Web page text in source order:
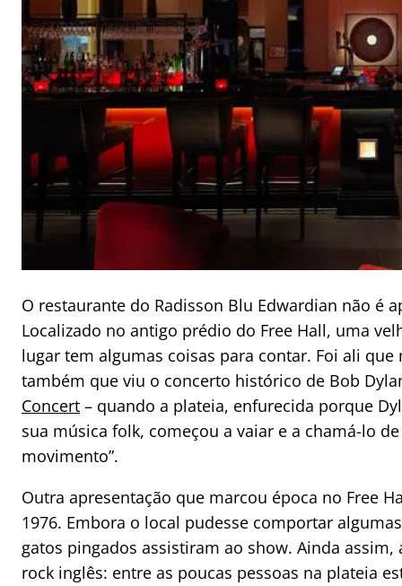
O restaurante do Radisson Blu Edwardian não é
Localizado no antigo prédio do Free Hall, uma
lugar tem algumas coisas para contar. Foi ali
também que viu o concerto histórico de Bob
Concert – quando a plateia, enfurecida porque
sua música folk, começou a vaiar e a chamá-lo
movimento”.
Outra apresentação que marcou época no Free
1976. Embora o local pudesse comportar
gatos pingados assistiram ao show. Ainda
rock inglês: entre as poucas pessoas na plateia